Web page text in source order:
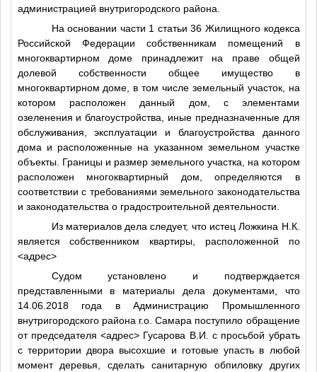
администрацией внутригородского района.
На основании части 1 статьи 36 Жилищного кодекса
Российской Федерации собственникам помещений в
многоквартирном доме принадлежит на праве общей
долевой собственности общее имущество в
многоквартирном доме, в том числе земельный участок, на
котором расположен данный дом, с элементами
озеленения и благоустройства, иные предназначенные для
обслуживания, эксплуатации и благоустройства данного
дома и расположенные на указанном земельном участке
объекты. Границы и размер земельного участка, на котором
расположен многоквартирный дом, определяются в
соответствии с требованиями земельного законодательства
и законодательства о градостроительной деятельности.
Из материалов дела следует, что истец Ложкина Н.К.
является собственником квартиры, расположенной по
<адрес>
Судом установлено и подтверждается
представленными в материалы дела документами, что
14.06.2018 года в Администрацию Промышленного
внутригородского района г.о. Самара поступило обращение
от председателя<адрес> Гусарова В.И. с просьбой убрать
с территории двора высохшие и готовые упасть в любой
момент деревья, сделать санитарную обпиловку других